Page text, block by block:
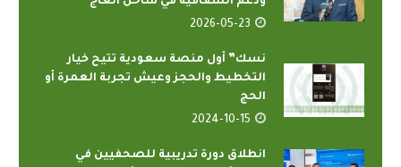
2026-05-23
نسك” أول منصة سعودية تتيح خيار
التخطيط والحجز وعيش تجربة العمرة أو
الحج
2024-10-15
انطلاق دورة تدريبية للصحفيين في